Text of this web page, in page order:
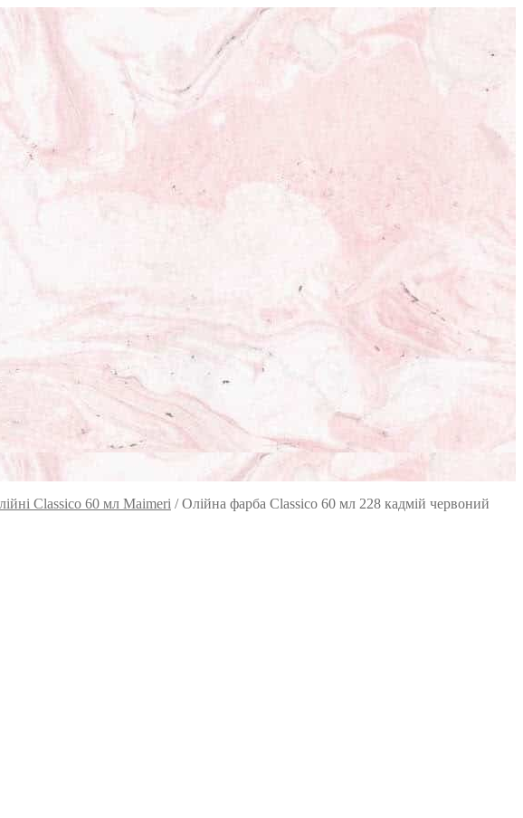
Classico 60 мл Maimeri /Олійна фарба Classico 60 мл 228 кадмій червоний